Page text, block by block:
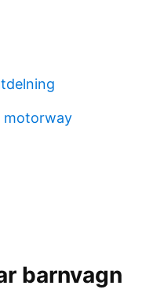
motorway
barnvagn